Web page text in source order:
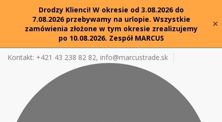
Drodzy Klienci! W okresie od 3.08.2026 do
7.08.2026 przebywamy na urlopie. Wszystkie
zamówienia złożone w tym okresie zrealizujemy
po 10.08.2026. Zespół MARCUS
×
Kontakt: +421 43 238 82 82, info@marcustrade.sk